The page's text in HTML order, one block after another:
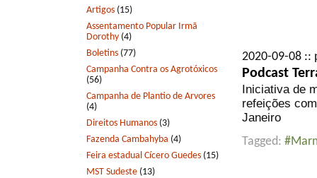
Artigos (15)
Assentamento Popular Irmã
Dorothy (4)
Boletins (77)
Campanha Contra os Agrotóxicos
(56)
Campanha de Plantio de Arvores
(4)
Direitos Humanos (3)
Fazenda Cambahyba (4)
Feira estadual Cícero Guedes (15)
MST Sudeste (13)
2020-09-08
Podcast
Iniciativa de
refeições
Janeiro
Tagged: